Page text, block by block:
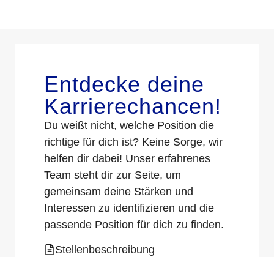
Entdecke deine
Karrierechancen!
Du weißt nicht, welche Position die
richtige für dich ist? Keine Sorge, wir
helfen dir dabei! Unser erfahrenes
Team steht dir zur Seite, um
gemeinsam deine Stärken und
Interessen zu identifizieren und die
passende Position für dich zu finden.
Stellenbeschreibung